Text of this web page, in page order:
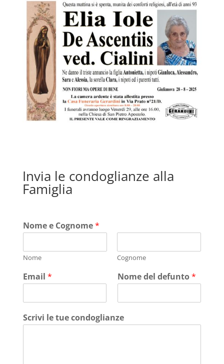
Invia le condoglianze alla
Famiglia
Nome e Cognome*
Nome Cognome
Email * Nome del defunto*
Scrivi le tue condoglianze